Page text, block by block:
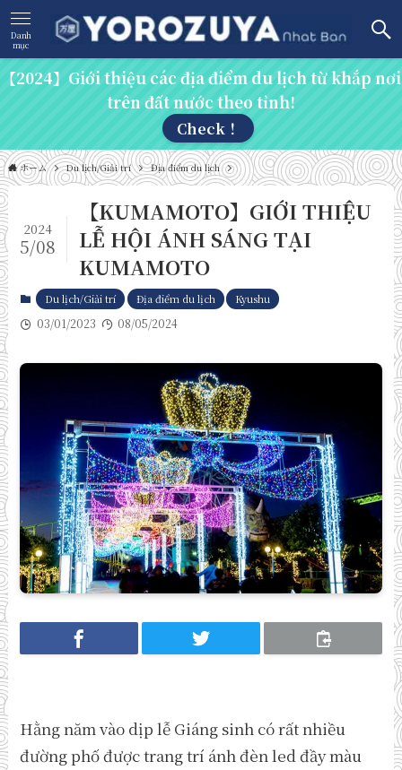
Danh
mục
【2024】Giới thiệu các địa điểm du lịch từ khắp nơi
trên đất nước theo tỉnh!
Check！
ホーム Du lịch/Giải trí Địa điểm du lịch
【KUMAMOTO】GIỚI THIỆU
LỄ HỘI ÁNH SÁNG TẠI
KUMAMOTO
2024
5/08
Du lịch/Giải trí Địa điểm du lịch Kyushu
03/01/2023 08/05/2024
Hằng năm vào dịp lễ Giáng sinh có rất nhiều
đường phố được trang trí ánh đèn led đầy màu